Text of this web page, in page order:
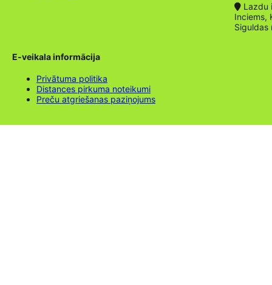
Lazdu
Inciems,
Siguldas
E-veikala informācija
Privātuma politika
Distances pirkuma noteikumi
Preču atgriešanas paziņojums